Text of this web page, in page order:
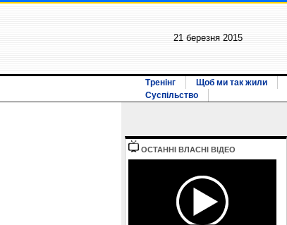
21 березня 2015
Тренінг Щоб ми так жили
Суспільство
ОСТАННI ВЛАСНI ВIДЕО